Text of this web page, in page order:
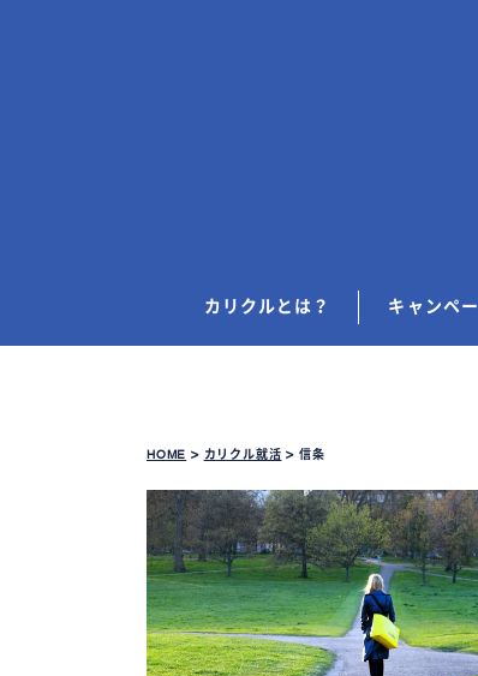
カリクルとは？ キャンペ
HOME > カリクル就活 > 信条